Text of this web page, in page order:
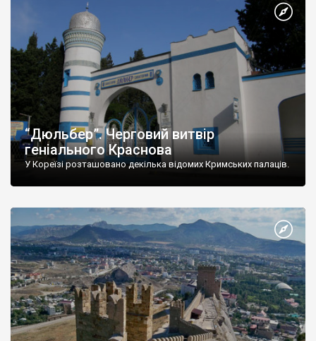
“Дюльбер”. Черговий витвір
геніального Краснова
У Кореїзі розташовано декілька відомих Кримських палаців.